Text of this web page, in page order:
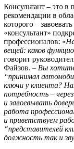
Консультант – это
рекомендации в
которого –
«консультант»
профессионалов: «
вещей: каков
говорит
Файзов. – Вы
“принимал
ключи у клиента?
потребность –
и завоевывать
работа
и приветствуем
“представителей
должность так и